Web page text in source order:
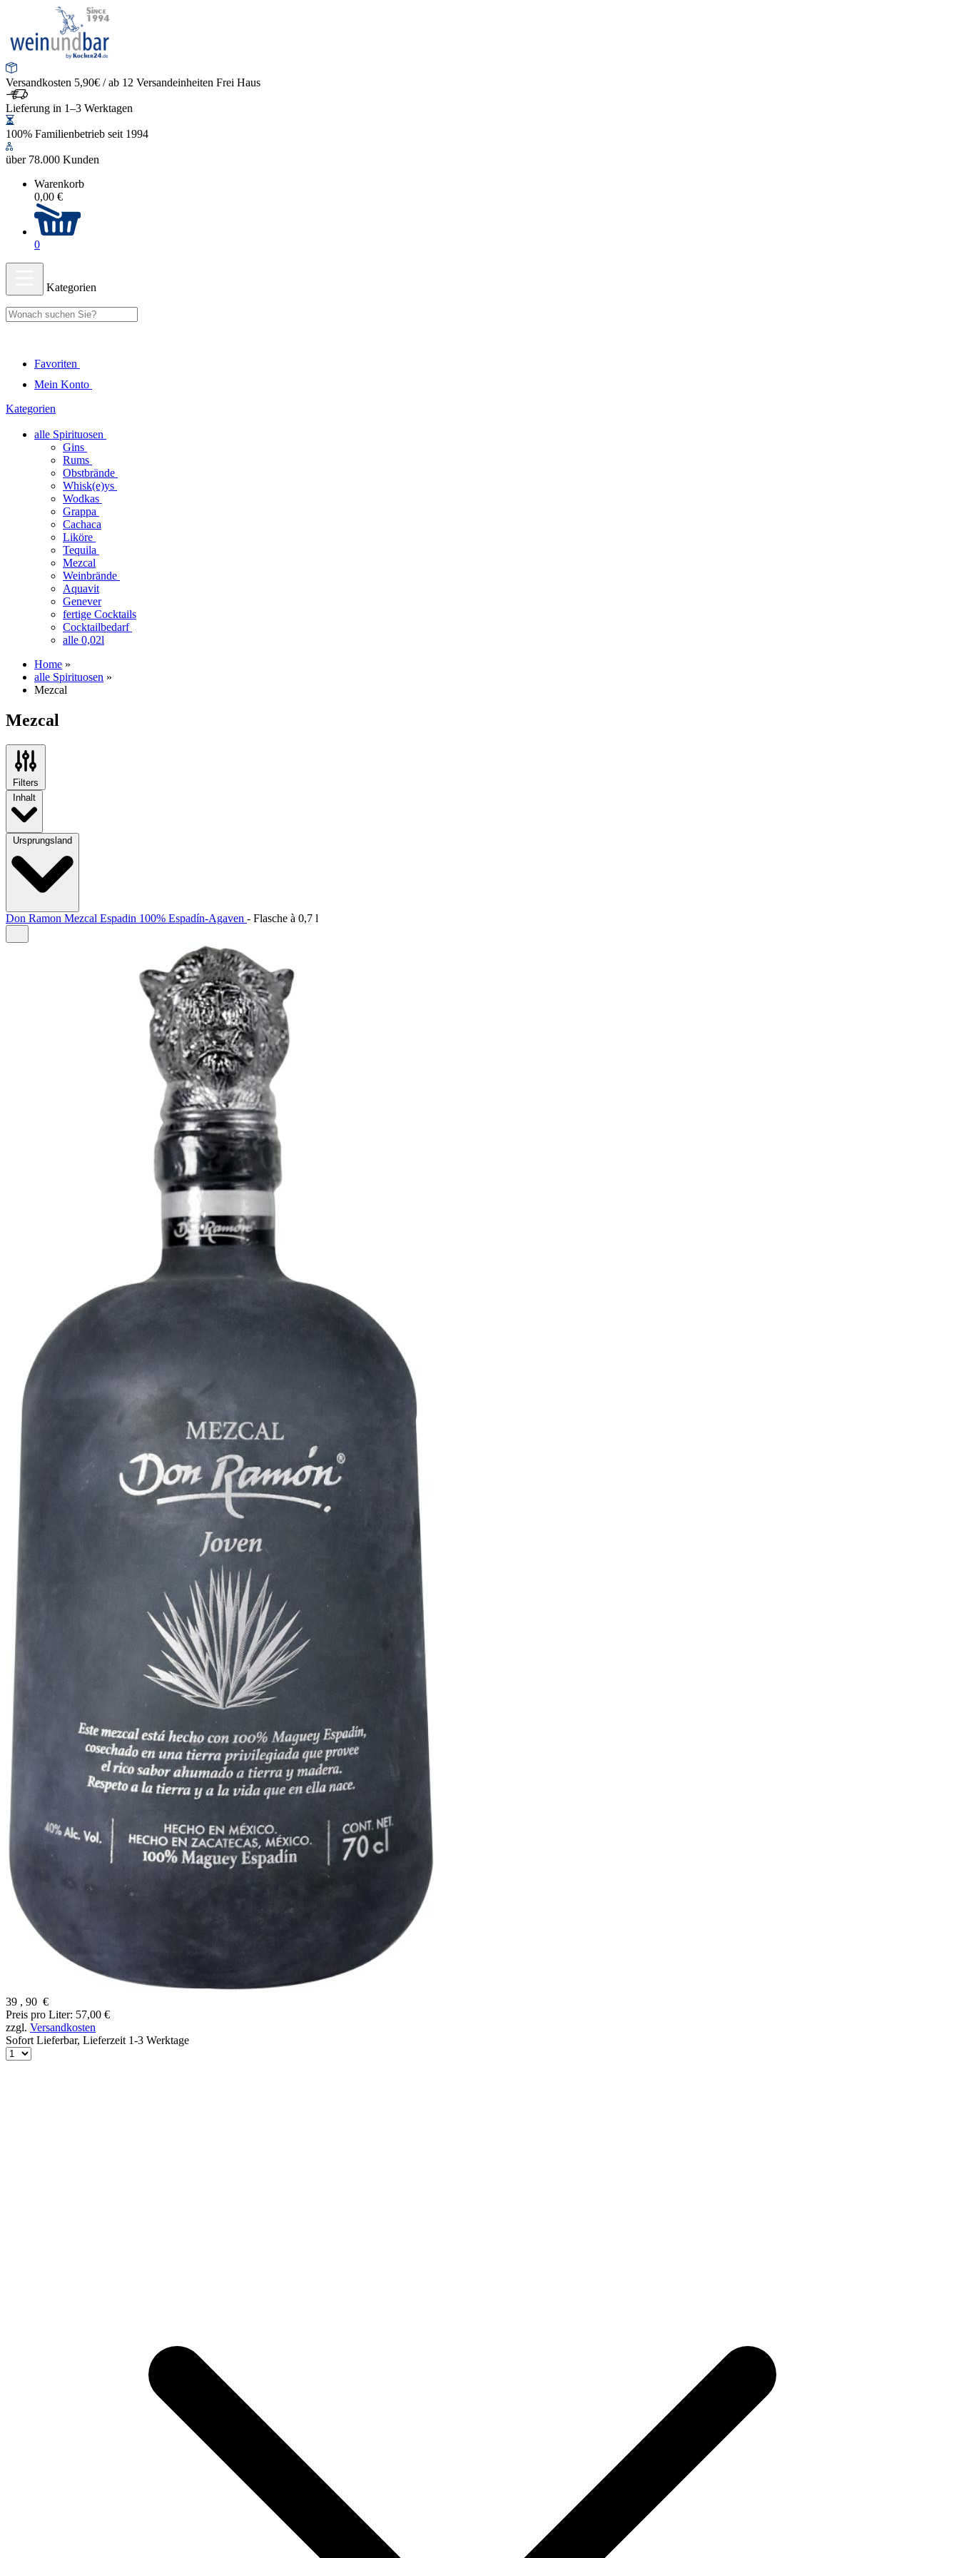
Versandkosten 5,90€ / ab 12 Versandeinheiten Frei Haus
Lieferung in 1–3 Werktagen
100% Familienbetrieb seit 1994
über 78.000 Kunden
Warenkorb
0,00 €
0
Kategorien
Favoriten
Mein Konto
Kategorien
alle Spirituosen
Gins
Rums
Obstbrände
Whisk(e)ys
Wodkas
Grappa
Cachaca
Liköre
Tequila
Mezcal
Weinbrände
Aquavit
Genever
fertige Cocktails
Cocktailbedarf
alle 0,02l
Home »
alle Spirituosen »
Mezcal
Mezcal
Filters
Inhalt
Ursprungsland
Don Ramon Mezcal Espadin 100% Espadín-Agaven - Flasche à 0,7 l
39 , 90 €
Preis pro Liter: 57,00 €
zzgl. Versandkosten
Sofort Lieferbar, Lieferzeit 1-3 Werktage